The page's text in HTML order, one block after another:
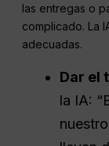
las entregas o
complicado. La
adecuadas.
Dar el
la IA: